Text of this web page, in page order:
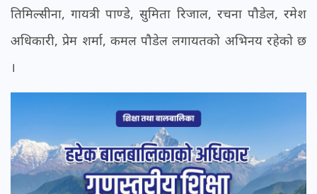
तिमिल्सीना, गायत्री पाण्डे, सुमिता रिजाल, रचना पौडेल, रमेश
अधिकारी, प्रेम शर्मा, कमल पौडेल लगायतको अभिनय रहेको छ
।